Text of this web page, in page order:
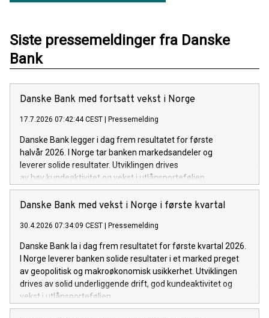
Siste pressemeldinger fra Danske
Bank
Danske Bank med fortsatt vekst i Norge
17.7.2026 07:42:44 CEST Pressemelding
Danske Bank legger i dag frem resultatet for første
halvår 2026. I Norge tar banken markedsandeler og
leverer solide resultater. Utviklingen drives
av høy kundeaktivitet og vekst i utlånsporteføljen.
Danske Bank med vekst i Norge i første kvartal
30.4.2026 07:34:09 CEST Pressemelding
Danske Bank la i dag frem resultatet for første kvartal 2026.
I Norge leverer banken solide resultater i et marked preget
av geopolitisk og makroøkonomisk usikkerhet. Utviklingen
drives av solid underliggende drift, god kundeaktivitet og
vekst i utlånsporteføljen.